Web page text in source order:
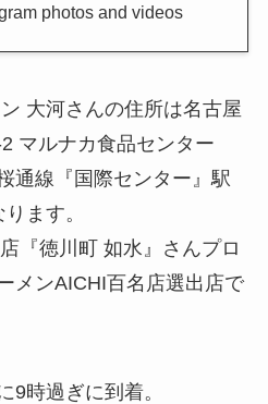
photos and videos
大河さんの住所は名古屋
マルナカ食品センター
通線『国際センター』駅
ます。
『徳川町 如水』さんプロ
メンAICHI百名店選出店で
9時過ぎに到着。